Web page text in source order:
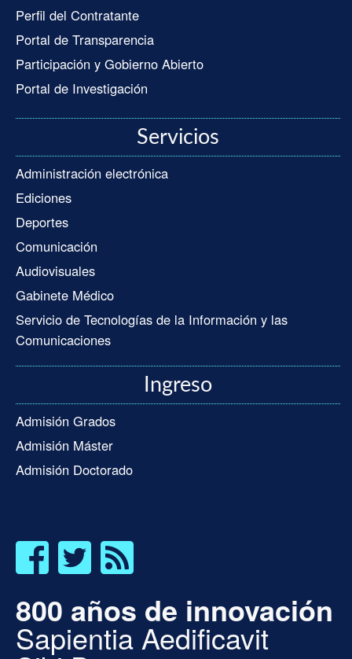
Perfil del Contratante
Portal de Transparencia
Participación y Gobierno Abierto
Portal de Investigación
Servicios
Administración electrónica
Ediciones
Deportes
Comunicación
Audiovisuales
Gabinete Médico
Servicio de Tecnologías de la Información y las
Comunicaciones
Ingreso
Admisión Grados
Admisión Máster
Admisión Doctorado
800 años de innovación
Sapientia Aedificavit